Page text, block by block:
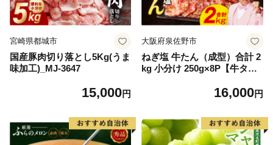
宮崎県都城市
国産豚肉切り落とし5Kg(うま
味加工)_MJ-3647
15,000円
大阪府泉佐野市
ねぎ塩 牛たん（成型）合計 2
kg 小分け 250g×8P【牛タン
16,000円